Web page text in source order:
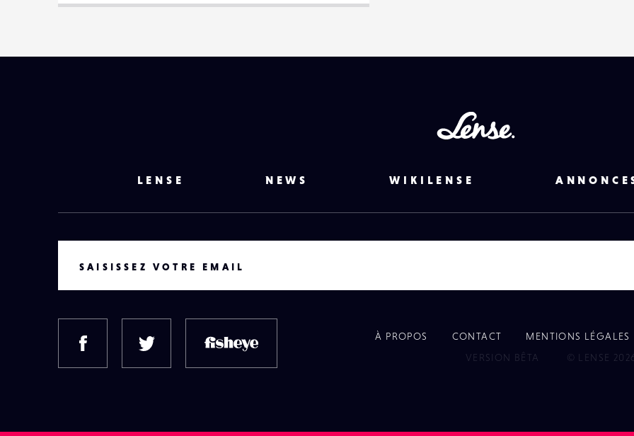
LENSE NEWS WIKILENSE
SAISISSEZ VOTRE EMAIL
FACEBOOK TWITTER
À PROPOS CONTACT
MENTIONS LÉGALES
VERSION BÊTA
© LENSE